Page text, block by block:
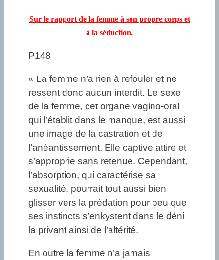
Sur le rapport de la femme à son propre corps et
à la séduction.
P148
« La femme n’a rien à refouler et ne
ressent donc aucun interdit. Le sexe
de la femme, cet organe vagino-oral
qui l’établit dans le manque, est aussi
une image de la castration et de
l’anéantissement. Elle captive attire et
s’approprie sans retenue. Cependant,
l’absorption, qui caractérise sa
sexualité, pourrait tout aussi bien
glisser vers la prédation pour peu que
ses instincts s’enkystent dans le déni
la privant ainsi de l’altérité.
En outre la femme n’a jamais